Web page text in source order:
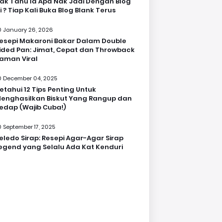
? Tiap Kali Buka Blog Blank Terus
January 26, 2026
Makaroni Bakar Dalam Double
Pan: Jimat, Cepat dan Throwback
Viral
December 04, 2025
12 Tips Penting Untuk
Biskut Yang Rangup dan
(Wajib Cuba!)
September 17, 2025
Sirap: Resepi Agar-Agar Sirap
yang Selalu Ada Kat Kenduri